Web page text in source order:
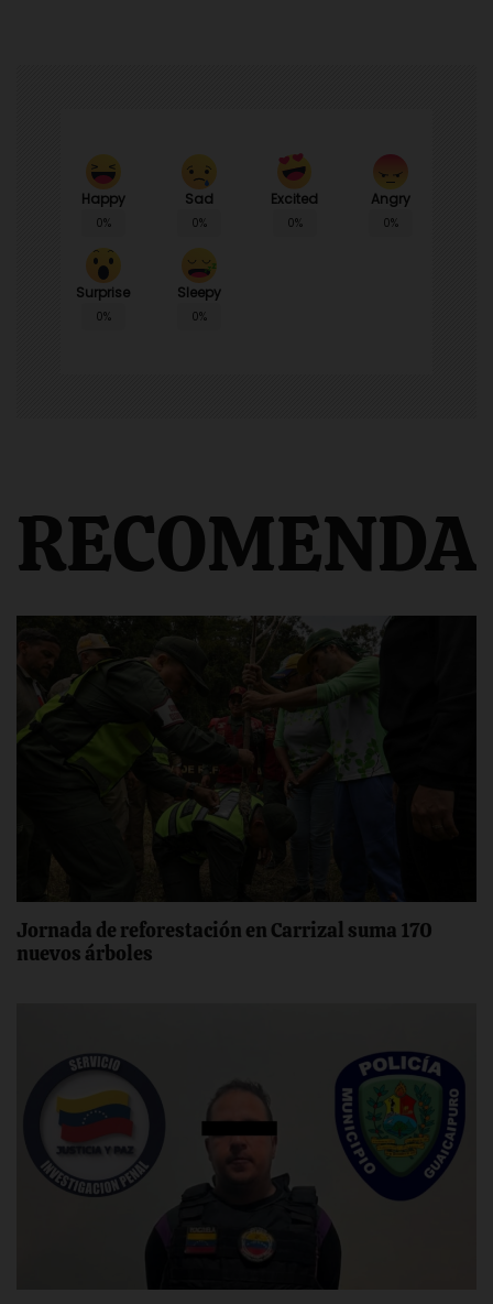
Happy
0%
Sad
0%
Excited
0%
Angry
0%
Surprise
0%
Sleepy
0%
Jornada de reforestación en Carrizal suma 170
nuevos árboles